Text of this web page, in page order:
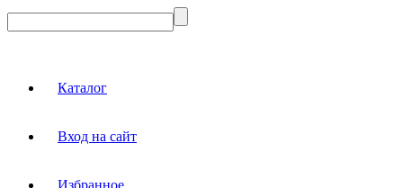
Каталог
Вход на сайт
Избранное